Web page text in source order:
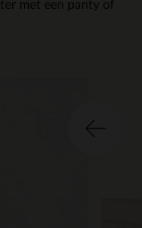
met een panty of